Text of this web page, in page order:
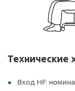
Технические
Вход HF: